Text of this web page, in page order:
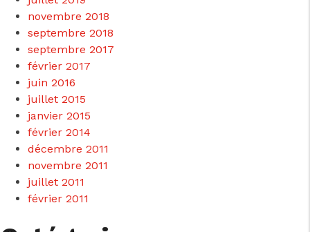
novembre 2018
septembre 2018
septembre 2017
février 2017
juin 2016
juillet 2015
janvier 2015
février 2014
décembre 2011
novembre 2011
juillet 2011
février 2011